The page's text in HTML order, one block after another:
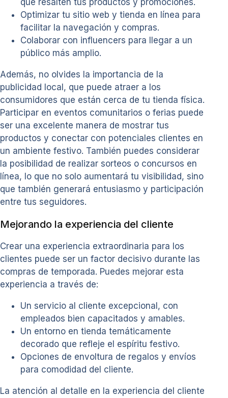
Optimizar tu sitio web y tienda en línea para
facilitar la navegación y compras.
Colaborar con influencers para llegar a un
público más amplio.
Además, no olvides la importancia de la
publicidad local, que puede atraer a los
consumidores que están cerca de tu tienda física.
Participar en eventos comunitarios o ferias puede
ser una excelente manera de mostrar tus
productos y conectar con potenciales clientes en
un ambiente festivo. También puedes considerar
la posibilidad de realizar sorteos o concursos en
línea, lo que no solo aumentará tu visibilidad, sino
que también generará entusiasmo y participación
entre tus seguidores.
Mejorando la experiencia del cliente
Crear una experiencia extraordinaria para los
clientes puede ser un factor decisivo durante las
compras de temporada. Puedes mejorar esta
experiencia a través de:
Un servicio al cliente excepcional, con
empleados bien capacitados y amables.
Un entorno en tienda temáticamente
decorado que refleje el espíritu festivo.
Opciones de envoltura de regalos y envíos
para comodidad del cliente.
La atención al detalle en la experiencia del cliente